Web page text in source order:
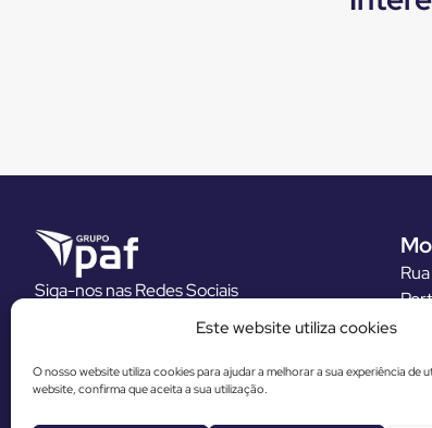
Este website utiliza cookies
O nosso website utiliza cookies para ajudar a melhorar a sua experiência de
website, confirma que aceita a sua utilização.
Siga-nos nas Redes Sociais
T.